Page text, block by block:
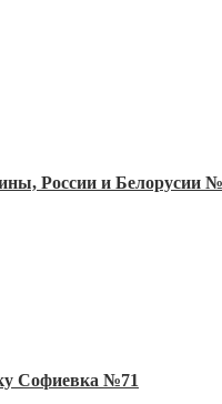
России и Белорусии
Софиевка №71